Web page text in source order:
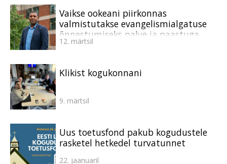
Vaikse ookeani piirkonnas
valmistutakse evangelismialgatuse
õnnestumiseks palve ja paastuga
12. märtsil
Klikist kogukonnani
9. märtsil
Uus toetusfond pakub kogudustele
rasketel hetkedel turvatunnet
22. jaanuaril